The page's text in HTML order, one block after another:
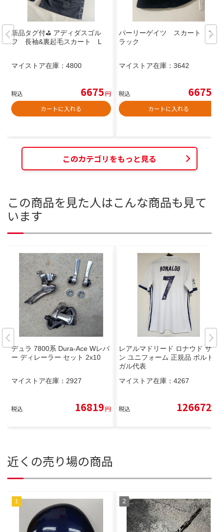
新品タグ付⛳️ アディダスゴル
フ 長袖&裏起毛スカート L
マイストア在庫： 4800
税込 6675円
カートに入れる
パーリーゲイツ スカート ブ
ラック
マイストア在庫： 3642
税込 6675
カートに入れる
このカテゴリをもっと見る
この商品を見た人はこんな商品も見て
います
デュラ 7800系 Dura-Ace Wレバ
ー ディレーラー セット 2x10
マイストア在庫： 2927
税込 16819円
レアルマドリード ロナウド サイ
ン ユニフォーム 正規品 ポルト
ガル代表
マイストア在庫： 4267
税込 126672
近くの売り場の商品